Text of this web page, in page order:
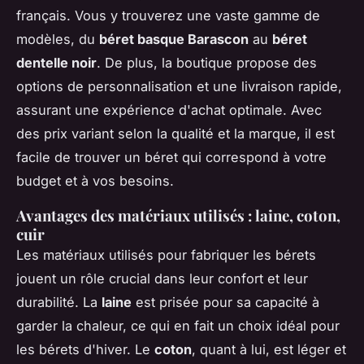
français. Vous y trouverez une vaste gamme de
modèles, du béret basque Barascon au béret
dentelle noir. De plus, la boutique propose des
options de personnalisation et une livraison rapide,
assurant une expérience d'achat optimale. Avec
des prix variant selon la qualité et la marque, il est
facile de trouver un béret qui correspond à votre
budget et à vos besoins.
Avantages des matériaux utilisés : laine, coton,
cuir
Les matériaux utilisés pour fabriquer les bérets
jouent un rôle crucial dans leur confort et leur
durabilité. La laine est prisée pour sa capacité à
garder la chaleur, ce qui en fait un choix idéal pour
les bérets d'hiver. Le coton, quant à lui, est léger et